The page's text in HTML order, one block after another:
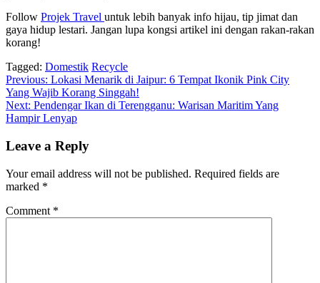
Follow Projek Travel untuk lebih banyak info hijau, tip jimat dan
gaya hidup lestari. Jangan lupa kongsi artikel ini dengan rakan-rakan
korang!
Tagged: Domestik Recycle
Post
navigation
Previous: Lokasi Menarik di Jaipur: 6 Tempat Ikonik Pink City
Yang Wajib Korang Singgah!
Next: Pendengar Ikan di Terengganu: Warisan Maritim Yang
Hampir Lenyap
Leave a Reply
Your email address will not be published. Required fields are
marked *
Comment *